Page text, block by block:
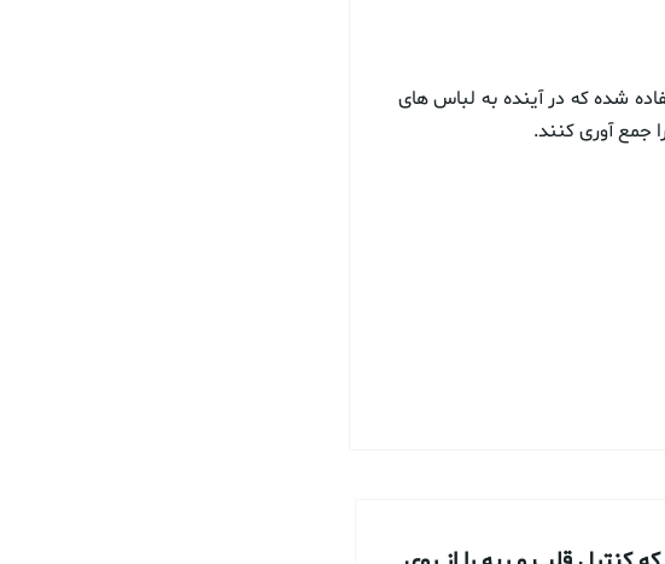
شده که در آینده به لباس های
جمع آوری کنند.